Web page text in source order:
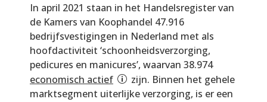
In april 2021 staan in het Handelsregister van
de Kamers van Koophandel 47.916
bedrijfsvestigingen in Nederland met als
hoofdactiviteit ‘schoonheidsverzorging,
pedicures en manicures’, waarvan 38.974
economisch actief
zijn. Binnen het gehele
marktsegment uiterlijke verzorging, is er een